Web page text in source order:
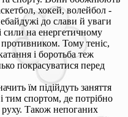
хокей, волейбол -
до слави й уваги
сили на енергетичному
Тому теніс,
і боротьба теж
покрасуватися перед
їм підійдуть заняття
тим спортом, де потрібно
руху. Також непоганих